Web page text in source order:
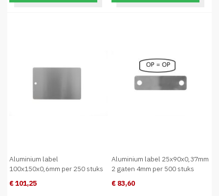
Aluminium label
100x150x0,6mm per 250 stuks
€ 101,25
Aluminium label 25x90x0,37mm
2 gaten 4mm per 500 stuks
€ 83,60